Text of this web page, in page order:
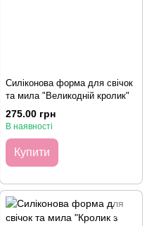
Силіконова форма для свічок
та мила "Великодній кролик"
275.00 грн
В наявності
Купити